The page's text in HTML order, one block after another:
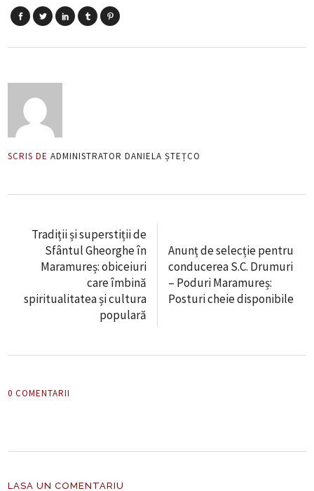
SCRIS DE ADMINISTRATOR DANIELA ȘTEȚCO
Tradiții și superstiții de
Sfântul Gheorghe în
Maramureș: obiceiuri
care îmbină
spiritualitatea și cultura
populară
Anunț de selecție pentru
conducerea S.C. Drumuri
– Poduri Maramureș:
Posturi cheie disponibile
0 COMENTARII
LASA UN COMENTARIU